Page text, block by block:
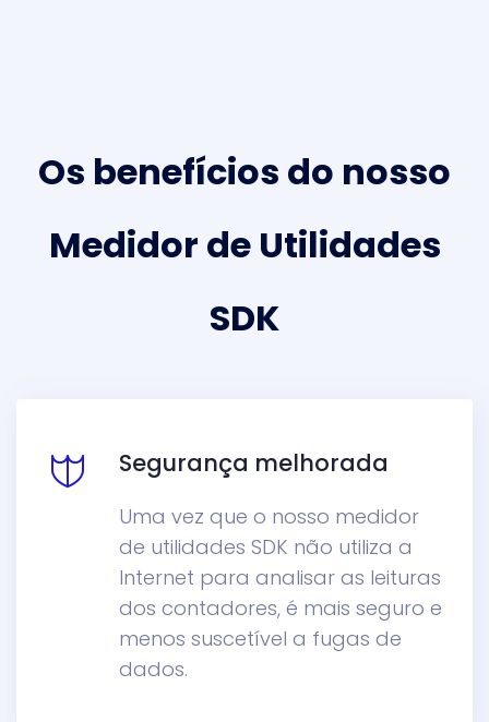
Os benefícios do nosso
Medidor de Utilidades
SDK
Segurança melhorada
Uma vez que o nosso medidor
de utilidades SDK não utiliza a
Internet para analisar as leituras
dos contadores, é mais seguro e
menos suscetível a fugas de
dados.